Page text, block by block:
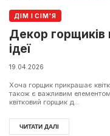
ДІМ І СІМ'Я
Декор горщиків
ідеї
19.04.2026
Хоча горщик прикрашає
також є важливим
квітковий горщик д...
ЧИТАТИ ДАЛІ